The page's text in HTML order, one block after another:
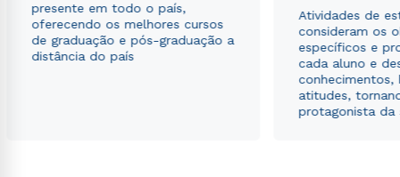
presente em todo o país,
oferecendo os melhores cursos
de graduação e pós-graduação a
distância do país
Atividades de
consideram os
específicos e
cada aluno e
conhecimentos,
atitudes,
protagonista da